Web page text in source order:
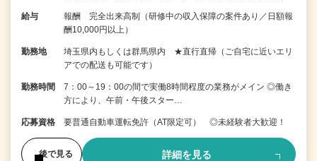
給与
報酬 完全出来高制（研修中の収入保障の案件あり／日額報
酬10,000円以上）
勤務地
埼玉県内もしくは群馬県内 ★直行直帰（ご自宅に近いエリ
アでの配送も可能です）
勤務時間
7：00～19：00の間で実働8時間程度の業務がメイン ◎働き
方により、午前・午後スター…
応募資格 要普通自動車運転免許（AT限定可） ◎未経験者大歓迎！
後で見る 詳細を見る